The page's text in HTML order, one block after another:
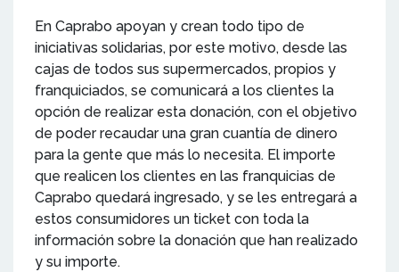
En Caprabo apoyan y crean todo tipo de
iniciativas solidarias, por este motivo, desde las
cajas de todos sus supermercados, propios y
franquiciados, se comunicará a los clientes la
opción de realizar esta donación, con el objetivo
de poder recaudar una gran cuantía de dinero
para la gente que más lo necesita. El importe
que realicen los clientes en las franquicias de
Caprabo quedará ingresado, y se les entregará a
estos consumidores un ticket con toda la
información sobre la donación que han realizado
y su importe.